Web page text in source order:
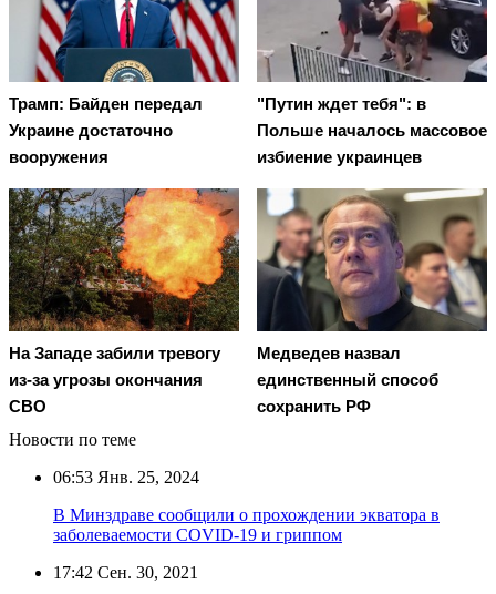
Трамп: Байден передал
Украине достаточно
вооружения
"Путин ждет тебя": в
Польше началось массовое
избиение украинцев
На Западе забили тревогу
из-за угрозы окончания
СВО
Медведев назвал
единственный способ
сохранить РФ
Новости по теме
06:53 Янв. 25, 2024
В Минздраве сообщили о прохождении экватора в
заболеваемости COVID-19 и гриппом
17:42 Сен. 30, 2021